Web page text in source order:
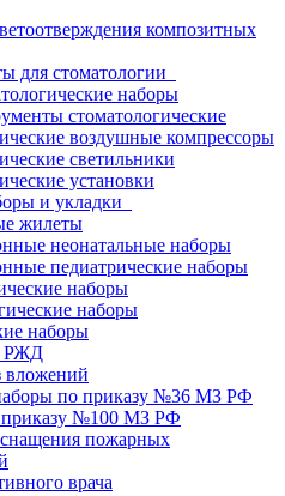
композитных
для стоматологии
наборы
стоматологические
воздушные компрессоры
светильники
установки
и укладки
жилеты
неонатальные наборы
педиатрические наборы
наборы
наборы
наборы
РЖД
вложений
по приказу №36 МЗ РФ
приказу №100 МЗ РФ
пожарных
врача